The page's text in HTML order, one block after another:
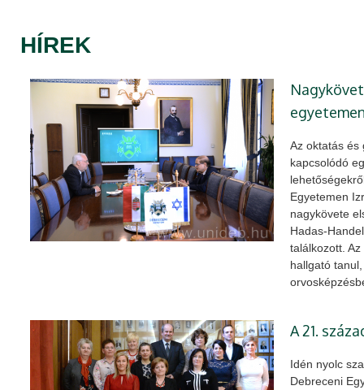
EGYETEM
HÍREK
Az oktatás és
kapcsolódó
Egyetemen
nagykövete
Hadas-
találkozott.
hallgató
A 21.
Idén nyolc
Debreceni